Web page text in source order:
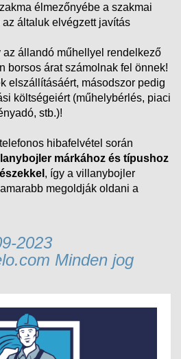
élmezőnyébe a szakmai
általuk elvégzett javítás
az állandó műhellyel rendelkező
borsos árat számolnak fel önnek!
elszállításáért, másodszor pedig
költségeiért (műhelybérlés, piaci
stb.)!
hibafelvétel során
márkához és típushoz
, így a villanybojler
megoldják oldani a
2023
Minden jog